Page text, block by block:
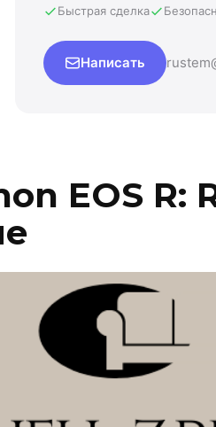
Быстрая сделка
Написать
EOS